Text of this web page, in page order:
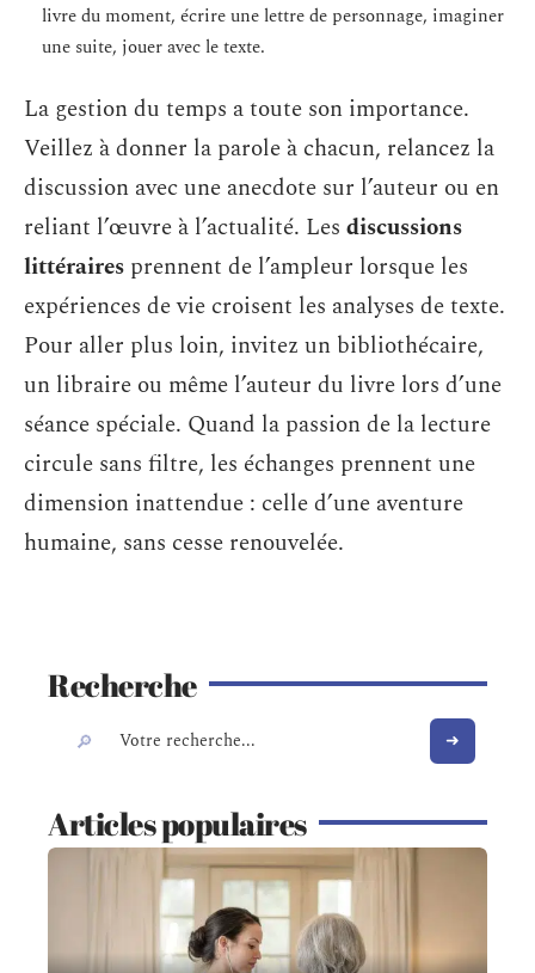
livre du moment, écrire une lettre de personnage, imaginer
une suite, jouer avec le texte.
La gestion du temps a toute son importance.
Veillez à donner la parole à chacun, relancez la
discussion avec une anecdote sur l’auteur ou en
reliant l’œuvre à l’actualité. Les discussions
littéraires prennent de l’ampleur lorsque les
expériences de vie croisent les analyses de texte.
Pour aller plus loin, invitez un bibliothécaire,
un libraire ou même l’auteur du livre lors d’une
séance spéciale. Quand la passion de la lecture
circule sans filtre, les échanges prennent une
dimension inattendue : celle d’une aventure
humaine, sans cesse renouvelée.
Recherche
Articles populaires